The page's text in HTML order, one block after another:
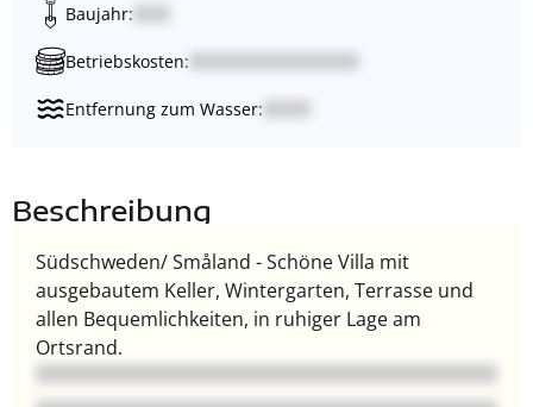
Baujahr:
Betriebskosten:
Entfernung zum Wasser:
Beschreibung
Südschweden/ Småland - Schöne Villa mit
ausgebautem Keller, Wintergarten, Terrasse und
allen Bequemlichkeiten, in ruhiger Lage am
Ortsrand.